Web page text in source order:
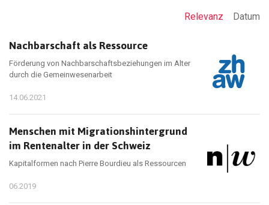
Relevanz Datum
Nachbarschaft als Ressource
Förderung von Nachbarschaftsbeziehungen im Alter
durch die Gemeinwesenarbeit
14.06.2021
Menschen mit Migrationshintergrund
im Rentenalter in der Schweiz
Kapitalformen nach Pierre Bourdieu als Ressourcen
06.2019